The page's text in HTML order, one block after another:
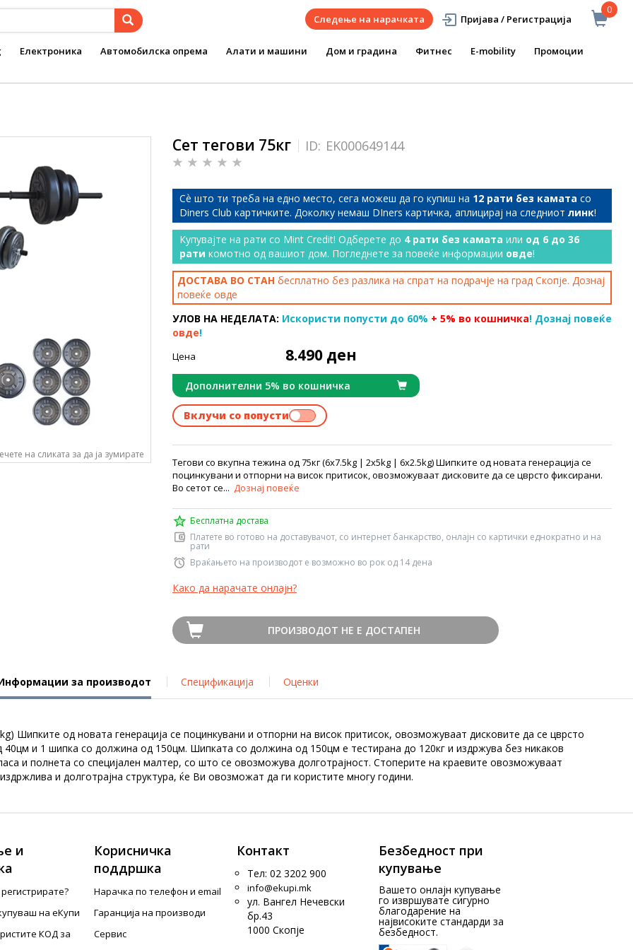
0
Следење на нарачката Пријава / Регистрација
Електроника Автомобилска опрема Алати и машини Дом и градина Фитнес E-mobility Промоции
на сликата за да ја зумирате
Сет тегови 75кг ID: EK000649144
Сѐ што ти треба на едно место, сега можеш да го купиш на 12 рати без камата со
Diners Club картичките. Доколку немаш DIners картичка, аплицирај на следниот линк!
Купувајте на рати со Mint Credit! Одберете до 4 рати без камата или од 6 до 36
рати комотно од вашиот дом. Погледнете за повеќе информации овде!
ДОСТАВА ВО СТАН бесплатно без разлика на спрат на подрачје на град Скопје. Дознај
повеќе овде
УЛОВ НА НЕДЕЛАТА: Искористи попусти до 60% + 5% во кошничка! Дознај повеќе
овде!
Цена 8.490 ден
Дополнителни 5% во кошничка
Вклучи со попусти
Tегови со вкупна тежина од 75кг (6x7.5kg | 2x5kg | 6x2.5kg) Шипките од новата генерација се
поцинкувани и отпорни на висок притисок, овозможуваат дисковите да се цврсто фиксирани.
Во сетот се... Дознај повеќе
Бесплатна достава
Платете во готово на доставувачот, со интернет банкарство, онлајн со картички еднократно и на
рати
Враќањето на производот е возможно во рок од 14 дена
Како да нарачате онлајн?
ПРОИЗВОДОТ НЕ Е ДОСТАПЕН
за производот Спецификација Оценки
Шипките од новата генерација се поцинкувани и отпорни на висок притисок, овозможуваат дисковите да се цврсто
и 1 шипка со должина од 150цм. Шипката со должина од 150цм е тестирана до 120кг и издржува без никаков
и полнета со специјален малтер, со што се овозможува долготрајност. Стоперите на краевите овозможуваат
и долготрајна структура, ќе Ви овозможат да ги користите многу години.
и
на еКупи
КОД за
Корисничка
поддршка
Нарачка по телефон и еmail
Гаранција на производи
Сервис
Контакт
Тел: 02 3202 900
info@ekupi.mk
ул. Вангел Нечевски
бр.43
1000 Скопје
Безбедност при
купување
Вашето онлајн купување
го извршувате сигурно
благодарение на
највисоките стандарди за
безбедност.